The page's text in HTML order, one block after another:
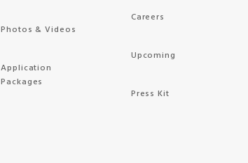
Photos & Videos
Application
Packages
Careers
Upcoming
Press Kit